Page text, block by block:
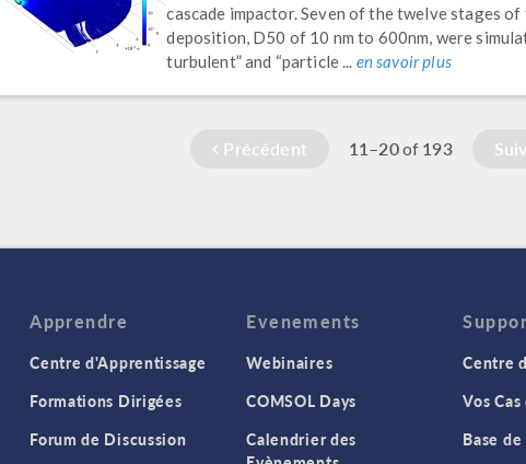
cascade impactor. Seven of the twelve stages
deposition, D50 of 10 nm to 600nm, were
turbulent” and “particle ... en savoir plus
Précédent 11–20of 193
Apprendre
Centre d'Apprentissage
Formations Dirigées
Forum de Discussion
Evenements
Webinaires
COMSOL Days
Calendrier des
Centre
Vos
Base